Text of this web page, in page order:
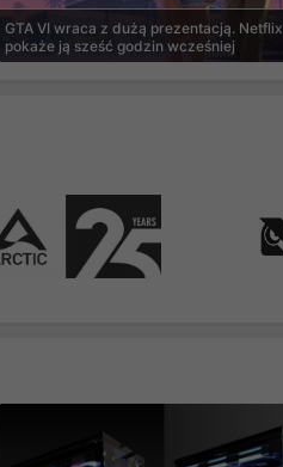
GTA VI wraca z dużą prezentacją. Netflix
pokaże ją sześć godzin wcześniej